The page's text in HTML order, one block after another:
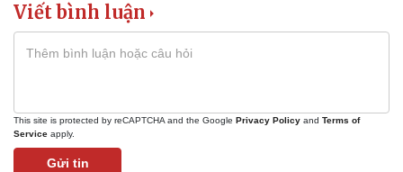
Viết bình luận
This site is protected by reCAPTCHA and the Google Privacy Policy and Terms of
Service apply.
Gửi tin